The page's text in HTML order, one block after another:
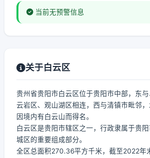
当前无预警信息
关于白云区
贵州省贵阳市白云区位于贵阳市中部，东
云岩区、观山湖区相连，西与清镇市毗邻，
因境内有白云山而得名。
白云区是贵阳市辖区之一，行政隶属于贵
城区的重要组成部分。
全区总面积270.36平方千米，截至2022年